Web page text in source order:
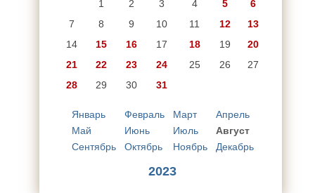
1 2 3 4 5
6
7
8 9 10 11 12
13
14
15 16 17 18 19
20
21
22 23 24 25 26
27
28
29 30 31
Январь Февраль Март
Апрель
Май
Июнь Июль
Август
Сентябрь
Октябрь Ноябрь Декабрь
2023